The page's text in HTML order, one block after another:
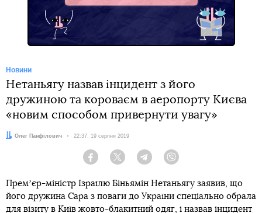
Новини
Нетаньягу назвав інцидент з його
дружиною та короваєм в аеропорту Києва
«новим способом привернути увагу»
Автор:
Олег Панфілович Дата:
22:37, 19 серпня 2019
Facebook Twitter Telegram
Премʼєр-міністр Ізраїлю Біньямін Нетаньягу заявив, що
його дружина Сара з поваги до України спеціально обрала
для візиту в Київ жовто-блакитний одяг, і назвав інцидент